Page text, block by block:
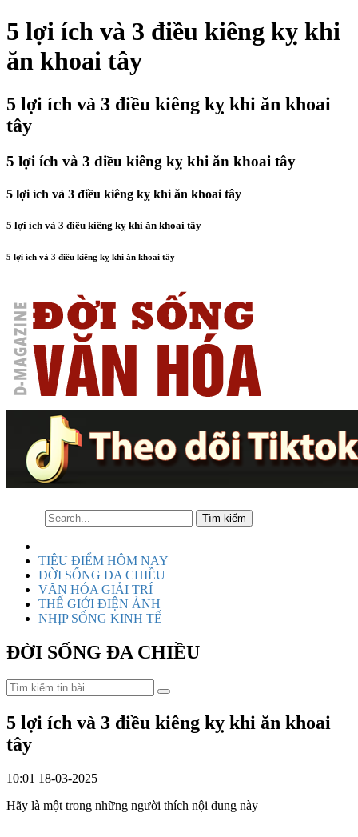
5 lợi ích và 3 điều kiêng kỵ khi
ăn khoai tây
5 lợi ích và 3 điều kiêng kỵ khi ăn khoai
tây
5 lợi ích và 3 điều kiêng kỵ khi ăn khoai tây
5 lợi ích và 3 điều kiêng kỵ khi ăn khoai tây
5 lợi ích và 3 điều kiêng kỵ khi ăn khoai tây
5 lợi ích và 3 điều kiêng kỵ khi ăn khoai tây
TIÊU ĐIỂM HÔM NAY
ĐỜI SỐNG ĐA CHIỀU
VĂN HÓA GIẢI TRÍ
THẾ GIỚI ĐIỆN ẢNH
NHỊP SỐNG KINH TẾ
ĐỜI SỐNG ĐA CHIỀU
5 lợi ích và 3 điều kiêng kỵ khi ăn khoai
tây
10:01 18-03-2025
Hãy là một trong những người thích nội dung này